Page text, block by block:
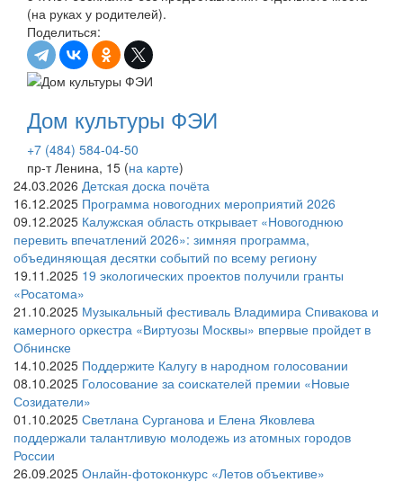
(на руках у родителей).
Поделиться:
Дом культуры ФЭИ
+7 (484) 584-04-50
пр-т Ленина, 15 (на карте)
24.03.2026 Детская доска почёта
16.12.2025 Программа новогодних мероприятий 2026
09.12.2025 Калужская область открывает «Новогоднюю
перевить впечатлений 2026»: зимняя программа,
объединяющая десятки событий по всему региону
19.11.2025 19 экологических проектов получили гранты
«Росатома»
21.10.2025 Музыкальный фестиваль Владимира Спивакова и
камерного оркестра «Виртуозы Москвы» впервые пройдет в
Обнинске
14.10.2025 Поддержите Калугу в народном голосовании
08.10.2025 Голосование за соискателей премии «Новые
Созидатели»
01.10.2025 Светлана Сурганова и Елена Яковлева
поддержали талантливую молодежь из атомных городов
России
26.09.2025 Онлайн-фотоконкурс «Летов объективе»